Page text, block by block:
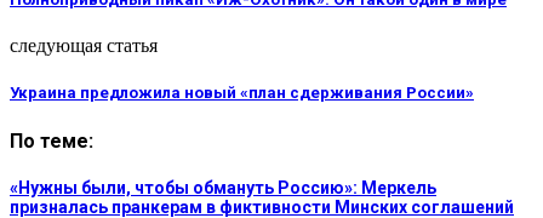
следующая статья
Украина предложила новый «план сдерживания России»
По теме:
«Нужны были, чтобы обмануть Россию»: Меркель
призналась пранкерам в фиктивности Минских соглашений